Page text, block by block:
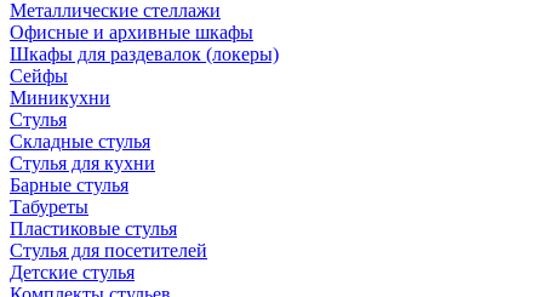
Металлические стеллажи
Офисные и архивные шкафы
Шкафы для раздевалок (локеры)
Сейфы
Миникухни
Стулья
Складные стулья
Стулья для кухни
Барные стулья
Табуреты
Пластиковые стулья
Стулья для посетителей
Детские стулья